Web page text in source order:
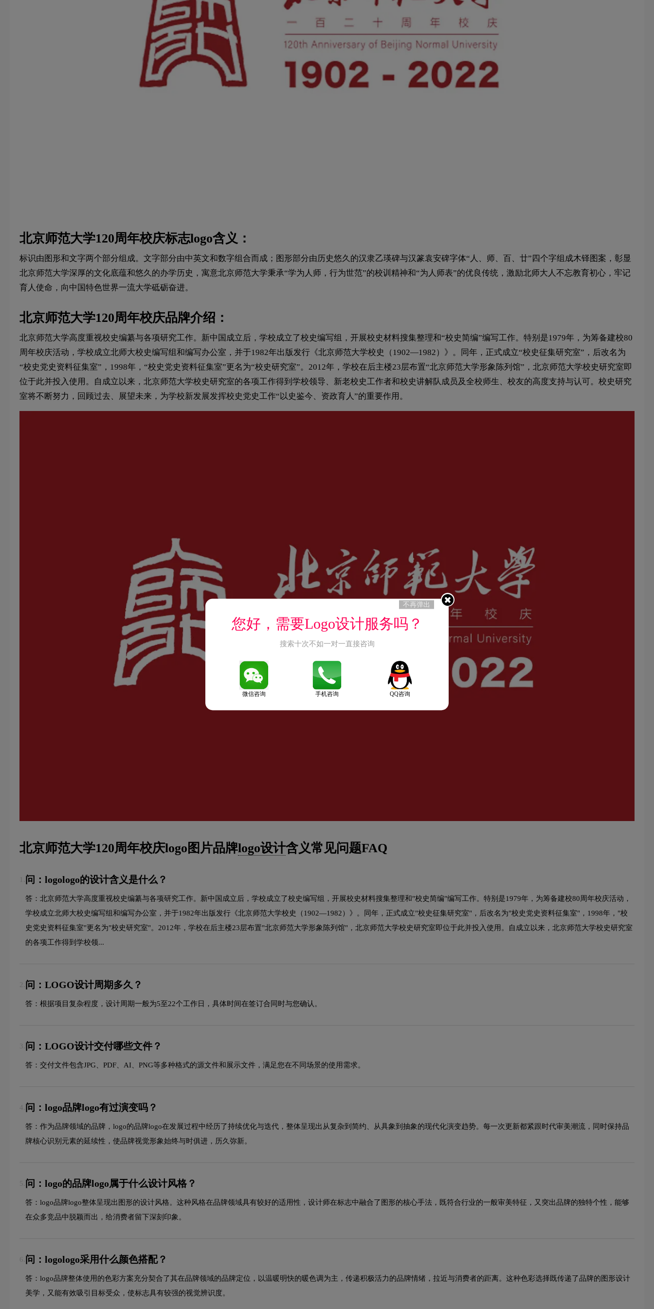
北京师范大学120周年校庆标志logo含义：
标识由图形和文字两个部分组成。文字部分由中英文和数字组合而成；图形部分由历史悠久的汉隶乙瑛碑与汉篆袁安碑字体“人、师、百、廿”四个字组成木铎图案，彰显
北京师范大学深厚的文化底蕴和悠久的办学历史，寓意北京师范大学秉承“学为人师，行为世范”的校训精神和“为人师表”的优良传统，激励北师大人不忘教育初心，牢记
育人使命，向中国特色世界一流大学砥砺奋进。
北京师范大学120周年校庆品牌介绍：
北京师范大学高度重视校史编纂与各项研究工作。新中国成立后，学校成立了校史编写组，开展校史材料搜集整理和“校史简编”编写工作。特别是1979年，为筹备建校80
周年校庆活动，学校成立北师大校史编写组和编写办公室，并于1982年出版发行《北京师范大学校史（1902—1982）》。同年，正式成立“校史征集研究室”，后改名为
“校史党史资料征集室”，1998年，“校史党史资料征集室”更名为“校史研究室”。2012年，学校在后主楼23层布置“北京师范大学形象陈列馆”，北京师范大学校史研究室即
位于此并投入使用。自成立以来，北京师范大学校史研究室的各项工作得到学校领导、新老校史工作者和校史讲解队成员及全校师生、校友的高度支持与认可。校史研究
室将不断努力，回顾过去、展望未来，为学校新发展发挥校史党史工作“以史鉴今、资政育人”的重要作用。
北京师范大学120周年校庆logo图片品牌logo设计含义常见问题FAQ
问：logologo的设计含义是什么？
答：北京师范大学高度重视校史编纂与各项研究工作。新中国成立后，学校成立了校史编写组，开展校史材料搜集整理和"校史简编"编写工作。特别是1979年，为筹备建校80周年校庆活动，
学校成立北师大校史编写组和编写办公室，并于1982年出版发行《北京师范大学校史（1902—1982）》。同年，正式成立"校史征集研究室"，后改名为"校史党史资料征集室"，1998年，"校
史党史资料征集室"更名为"校史研究室"。2012年，学校在后主楼23层布置"北京师范大学形象陈列馆"，北京师范大学校史研究室即位于此并投入使用。自成立以来，北京师范大学校史研究室
的各项工作得到学校领...
2. 问：LOGO设计周期多久？
答：根据项目复杂程度，设计周期一般为5至22个工作日，具体时间在签订合同时与您确认。
3. 问：LOGO设计交付哪些文件？
答：交付文件包含JPG、PDF、AI、PNG等多种格式的源文件和展示文件，满足您在不同场景的使用需求。
4. 问：logo品牌logo有过演变吗？
答：作为品牌领域的品牌，logo的品牌logo在发展过程中经历了持续优化与迭代，整体呈现出从复杂到简约、从具象到抽象的现代化演变趋势。每一次更新都紧跟时代审美潮流，同时保持品
牌核心识别元素的延续性，使品牌视觉形象始终与时俱进，历久弥新。
5. 问：logo的品牌logo属于什么设计风格？
答：logo品牌logo整体呈现出图形的设计风格。这种风格在品牌领域具有较好的适用性，设计师在标志中融合了图形的核心手法，既符合行业的一般审美特征，又突出品牌的独特个性，能够
在众多竞品中脱颖而出，给消费者留下深刻印象。
6. 问：logologo采用什么颜色搭配？
答：logo品牌整体使用的色彩方案充分契合了其在品牌领域的品牌定位，以温暖明快的暖色调为主，传递积极活力的品牌情绪，拉近与消费者的距离。这种色彩选择既传递了品牌的图形设计
美学，又能有效吸引目标受众，使标志具有较强的视觉辨识度。
不再弹出
您好，需要Logo设计服务吗？
搜索十次不如一对一直接咨询
微信咨询 手机咨询 QQ咨询